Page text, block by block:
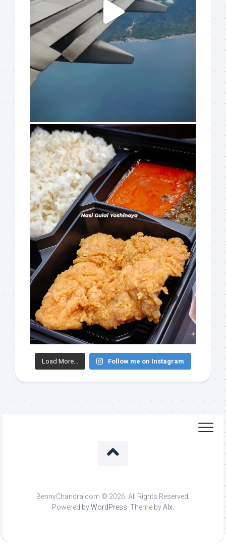
Load More... Follow me on Instagram
BennyChandra.com © 2026. All Rights Reserved.
Powered byWordPress. Theme byAlx.